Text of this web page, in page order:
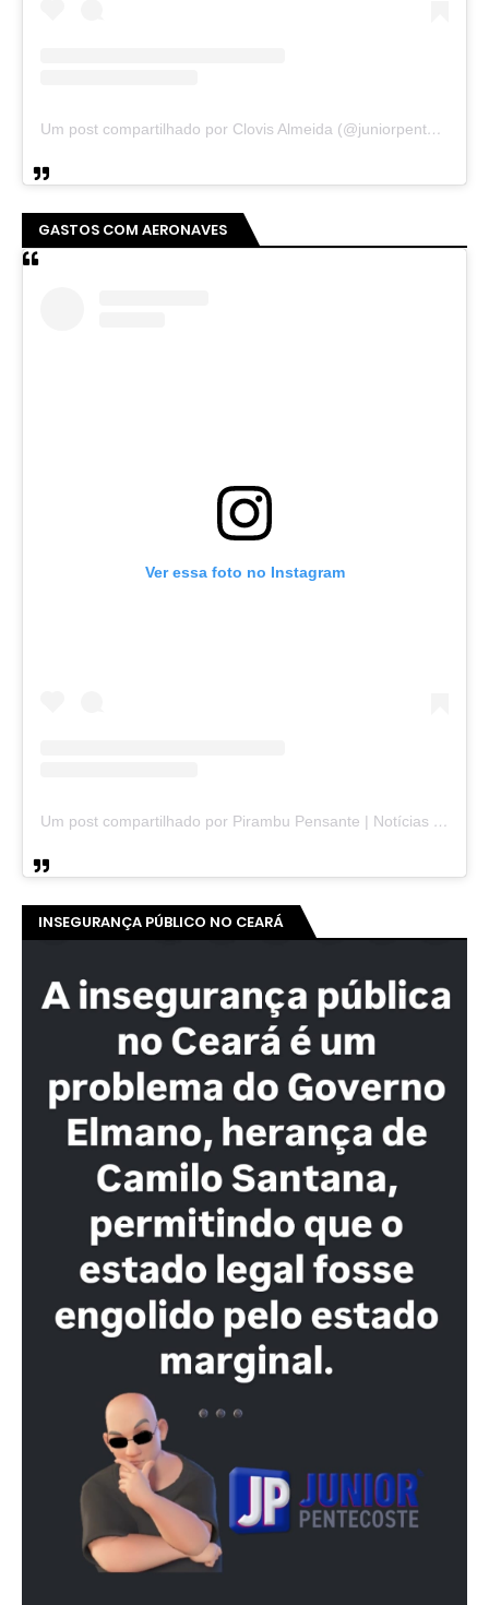
Um post compartilhado por Clovis Almeida (@juniorpentecoste01)
GASTOS COM AERONAVES
Ver essa foto no Instagram
Um post compartilhado por Pirambu Pensante | Notícias & Entretenimento (@pirambupensante)
INSEGURANÇA PÚBLICO NO CEARÁ